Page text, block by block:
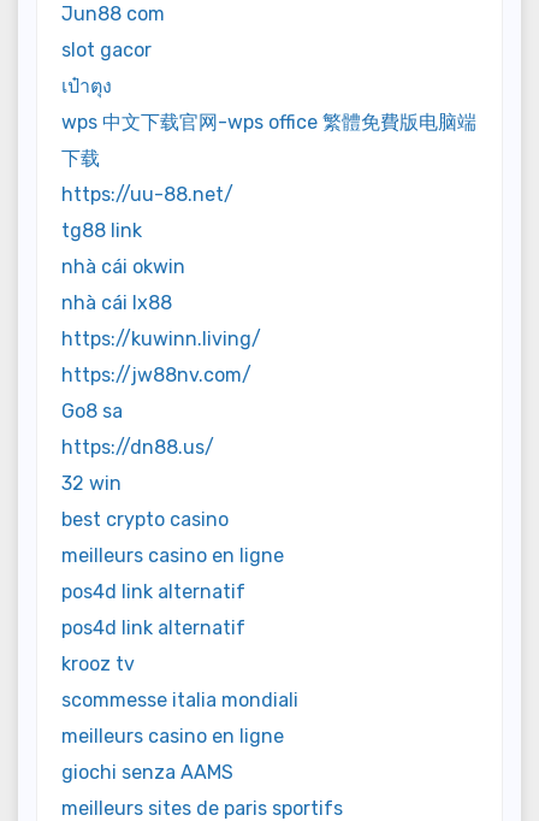
Jun88 com
slot gacor
เป๋าตุง
wps 中文下载官网-wps office 繁體免費版电脑端
下载
https://uu-88.net/
tg88 link
nhà cái okwin
nhà cái lx88
https://kuwinn.living/
https://jw88nv.com/
Go8 sa
https://dn88.us/
32 win
best crypto casino
meilleurs casino en ligne
pos4d link alternatif
pos4d link alternatif
krooz tv
scommesse italia mondiali
meilleurs casino en ligne
giochi senza AAMS
meilleurs sites de paris sportifs